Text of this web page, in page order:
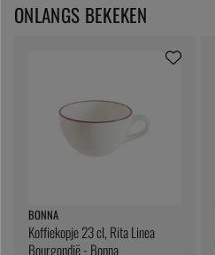
ONLANGS BEKEKEN
BONNA
Koffiekopje 23 cl, Rita Linea
Bourgondië - Bonna